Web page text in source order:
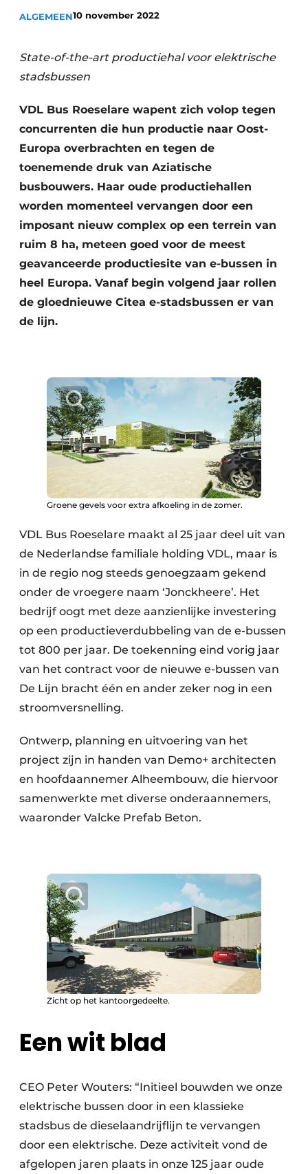
Video’s
ALGEMEEN10 november 2022
State-of-the-art productiehal voor elektrische
stadsbussen
VDL Bus Roeselare wapent zich volop tegen
concurrenten die hun productie naar Oost-
Europa overbrachten en tegen de
toenemende druk van Aziatische
busbouwers. Haar oude productiehallen
worden momenteel vervangen door een
imposant nieuw complex op een terrein van
ruim 8 ha, meteen goed voor de meest
geavanceerde productiesite van e-bussen in
heel Europa. Vanaf begin volgend jaar rollen
de gloednieuwe Citea e-stadsbussen er van
de lijn.
Groene gevels voor extra afkoeling in de zomer.
VDL Bus Roeselare maakt al 25 jaar deel uit van
de Nederlandse familiale holding VDL, maar is
in de regio nog steeds genoegzaam gekend
onder de vroegere naam ‘Jonckheere’. Het
bedrijf oogt met deze aanzienlijke investering
op een productieverdubbeling van de e-bussen
tot 800 per jaar. De toekenning eind vorig jaar
van het contract voor de nieuwe e-bussen van
De Lijn bracht één en ander zeker nog in een
stroomversnelling.
Ontwerp, planning en uitvoering van het
project zijn in handen van Demo+ architecten
en hoofdaannemer Alheembouw, die hiervoor
samenwerkte met diverse onderaannemers,
waaronder Valcke Prefab Beton.
Zicht op het kantoorgedeelte.
Een wit blad
CEO Peter Wouters: “Initieel bouwden we onze
elektrische bussen door in een klassieke
stadsbus de dieselaandrijflijn te vervangen
door een elektrische. Deze activiteit vond de
afgelopen jaren plaats in onze 125 jaar oude